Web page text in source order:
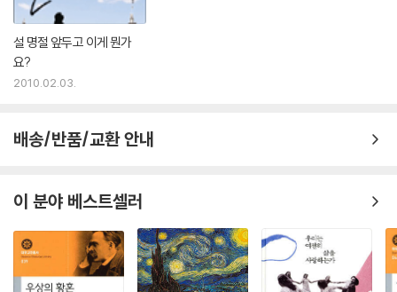
설 명절 앞두고 이게 뭔가
요?
2010.02.03.
배송/반품/교환 안내
이 분야 베스트셀러